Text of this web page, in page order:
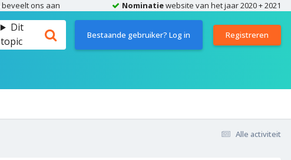
beveelt ons aan Nominatiewebsite van het jaar 2020 + 2021
Dit
topic
Bestaande gebruiker? Log in Registreren
Alle activiteit